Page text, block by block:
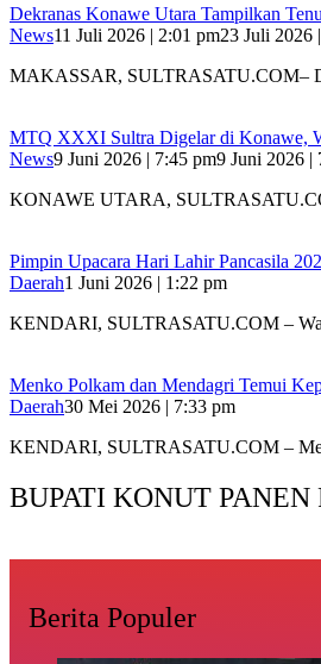
Dekranas Konawe Utara Tampilkan
News11 Juli 2026 | 2:01 pm23 Juli 2026
MAKASSAR, SULTRASATU.COM–
MTQ XXXI Sultra Digelar di Konawe,
News9 Juni 2026 | 7:45 pm9 Juni 2026 |
KONAWE UTARA,
Pimpin Upacara Hari Lahir Pancasila
Daerah1 Juni 2026 | 1:22 pm
KENDARI, SULTRASATU.COM –
Menko Polkam dan Mendagri Temui
Daerah30 Mei 2026 | 7:33 pm
KENDARI, SULTRASATU.COM –
BUPATI KONUT PANEN
Berita Populer